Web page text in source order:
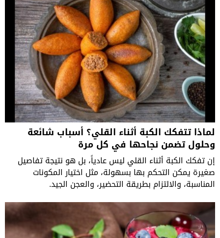
لماذا تتفكك الكبة أثناء القلي؟ أسباب شائعة
وحلول تضمن نجاحها في كل مرة
إن تفكك الكبة أثناء القلي ليس عادياً، بل هو نتيجة تفاصيل
صغيرة يمكن التحكم بها بسهولة، مثل اختيار المكونات
المناسبة، والالتزام بطريقة التحضير، والعجن الجيد.